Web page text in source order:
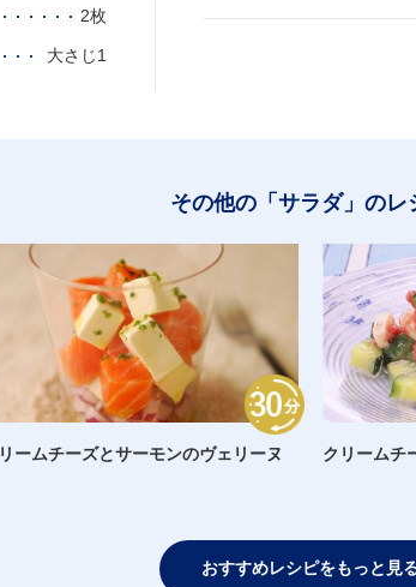
2枚
大さじ1
その他の「サラダ」のレ
ームチーズとサーモンのヴェリーヌ クリームチ
おすすめレシピをもっと見